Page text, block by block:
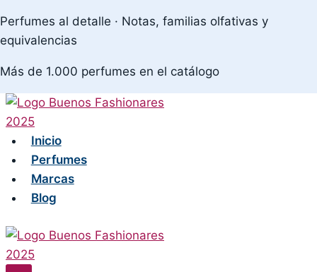
to
content
Perfumes al detalle · Notas, familias olfativas y
equivalencias
Más de 1.000 perfumes en el catálogo
Inicio
Perfumes
Marcas
Blog